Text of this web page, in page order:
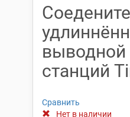
выводной
станций
Сравнить
Нет в наличии